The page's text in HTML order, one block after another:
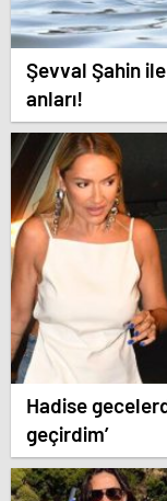
Şevval Şahin
anları!
Hadise
geçirdim’